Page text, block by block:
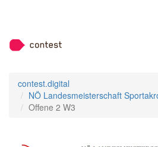
contest.digital
NÖ Landesmeisterschaft
Offene 2 W3